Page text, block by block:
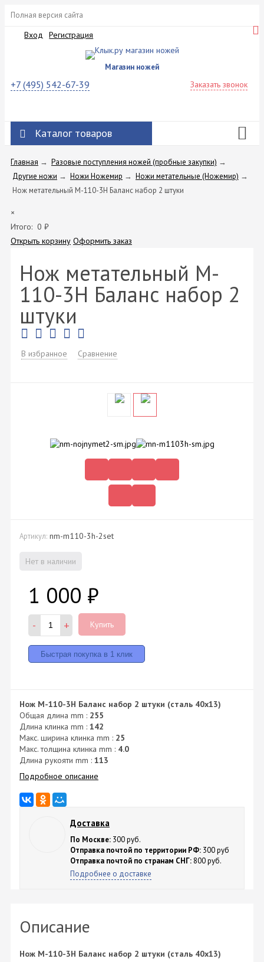
Полная версия сайта
Вход Регистрация
Магазин ножей
+7 (495) 542-67-39 Заказать звонок
Каталог товаров
Главная → Разовые поступления ножей (пробные закупки) →
Другие ножи → Ножи Ножемир → Ножи метательные (Ножемир) →
Нож метательный M-110-3H Баланс набор 2 штуки
×
Итого: 0 ₽
Открыть корзину Оформить заказ
Нож метательный M-
110-3H Баланс набор 2
штуки
В избранное Сравнение
Артикул: nm-m110-3h-2set
Нет в наличии
1 000 ₽
- + Купить
Нож M-110-3H Баланс набор 2 штуки (сталь 40х13)
Общая длина mm : 255
Длина клинка mm : 142
Макс. ширина клинка mm : 25
Макс. толщина клинка mm : 4.0
Длина рукояти mm : 113
Подробное описание
Доставка
По Москве: 300 руб.
Отправка почтой по территории РФ: 300 руб
Отправка почтой по странам СНГ: 800 руб.
Подробнее о доставке
Описание
Нож M-110-3H Баланс набор 2 штуки (сталь 40х13)